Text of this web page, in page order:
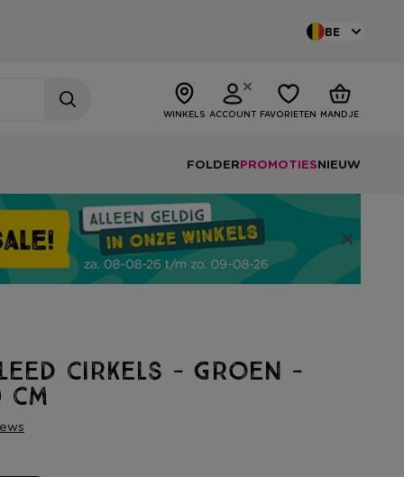
BE
WINKELS ACCOUNT FAVORIETEN MANDJE
FOLDERPROMOTIESNIEUW
cirkels - groen -
cm